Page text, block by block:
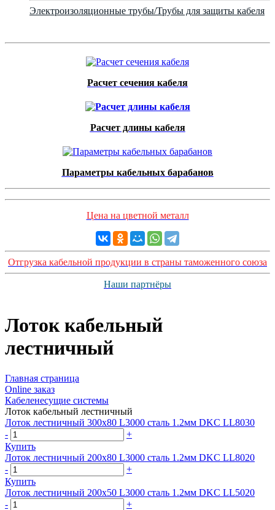
Электроизоляционные трубы/Трубы для защиты кабеля
Расчет сечения кабеля
Расчет длины кабеля
Параметры кабельных барабанов
Цена на цветной металл
Отгрузка кабельной продукции в страны таможенного союза
Наши партнёры
Лоток кабельный
лестничный
Главная страница
Оnline заказ
Кабеленесущие системы
Лоток кабельный лестничный
Лоток лестничный 300х80 L3000 сталь 1.2мм DKC LL8030
-
+
Купить
Лоток лестничный 200х80 L3000 сталь 1.2мм DKC LL8020
-
+
Купить
Лоток лестничный 200х50 L3000 сталь 1.2мм DKC LL5020
-
+